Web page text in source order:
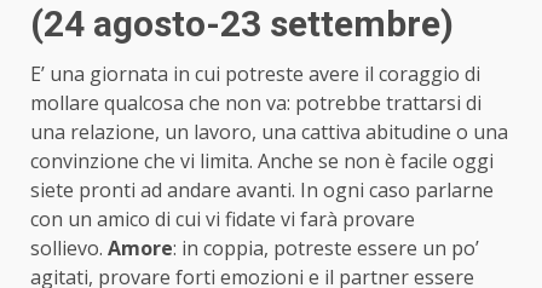
(24 agosto-23 settembre)
E’ una giornata in cui potreste avere il coraggio di
mollare qualcosa che non va: potrebbe trattarsi di
una relazione, un lavoro, una cattiva abitudine o una
convinzione che vi limita. Anche se non è facile oggi
siete pronti ad andare avanti. In ogni caso parlarne
con un amico di cui vi fidate vi farà provare
sollievo. Amore: in coppia, potreste essere un po’
agitati, provare forti emozioni e il partner essere